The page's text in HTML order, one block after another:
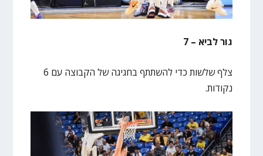
גור לביא – 7
צלף שלשות כדי להשתתף בחגיגה של הקבוצה עם 6
נקודות.